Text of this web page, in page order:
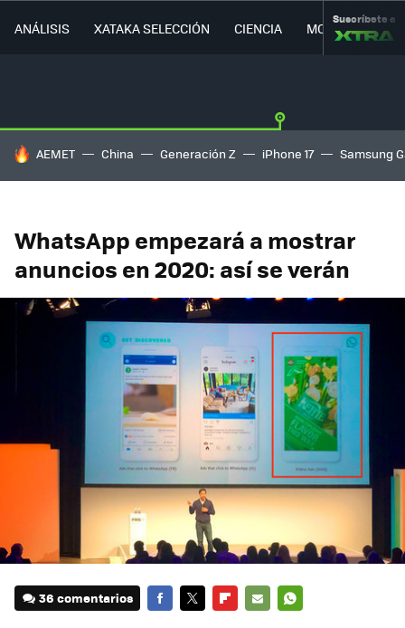
ANÁLISIS XATAKA SELECCIÓN CIENCIA MOVILIDAD
Suscríbete a
HOY SE HABLA DE
AEMET China Generación Z iPhone 17 Samsung
WhatsApp empezará a mostrar
anuncios en 2020: así se verán
36 comentarios